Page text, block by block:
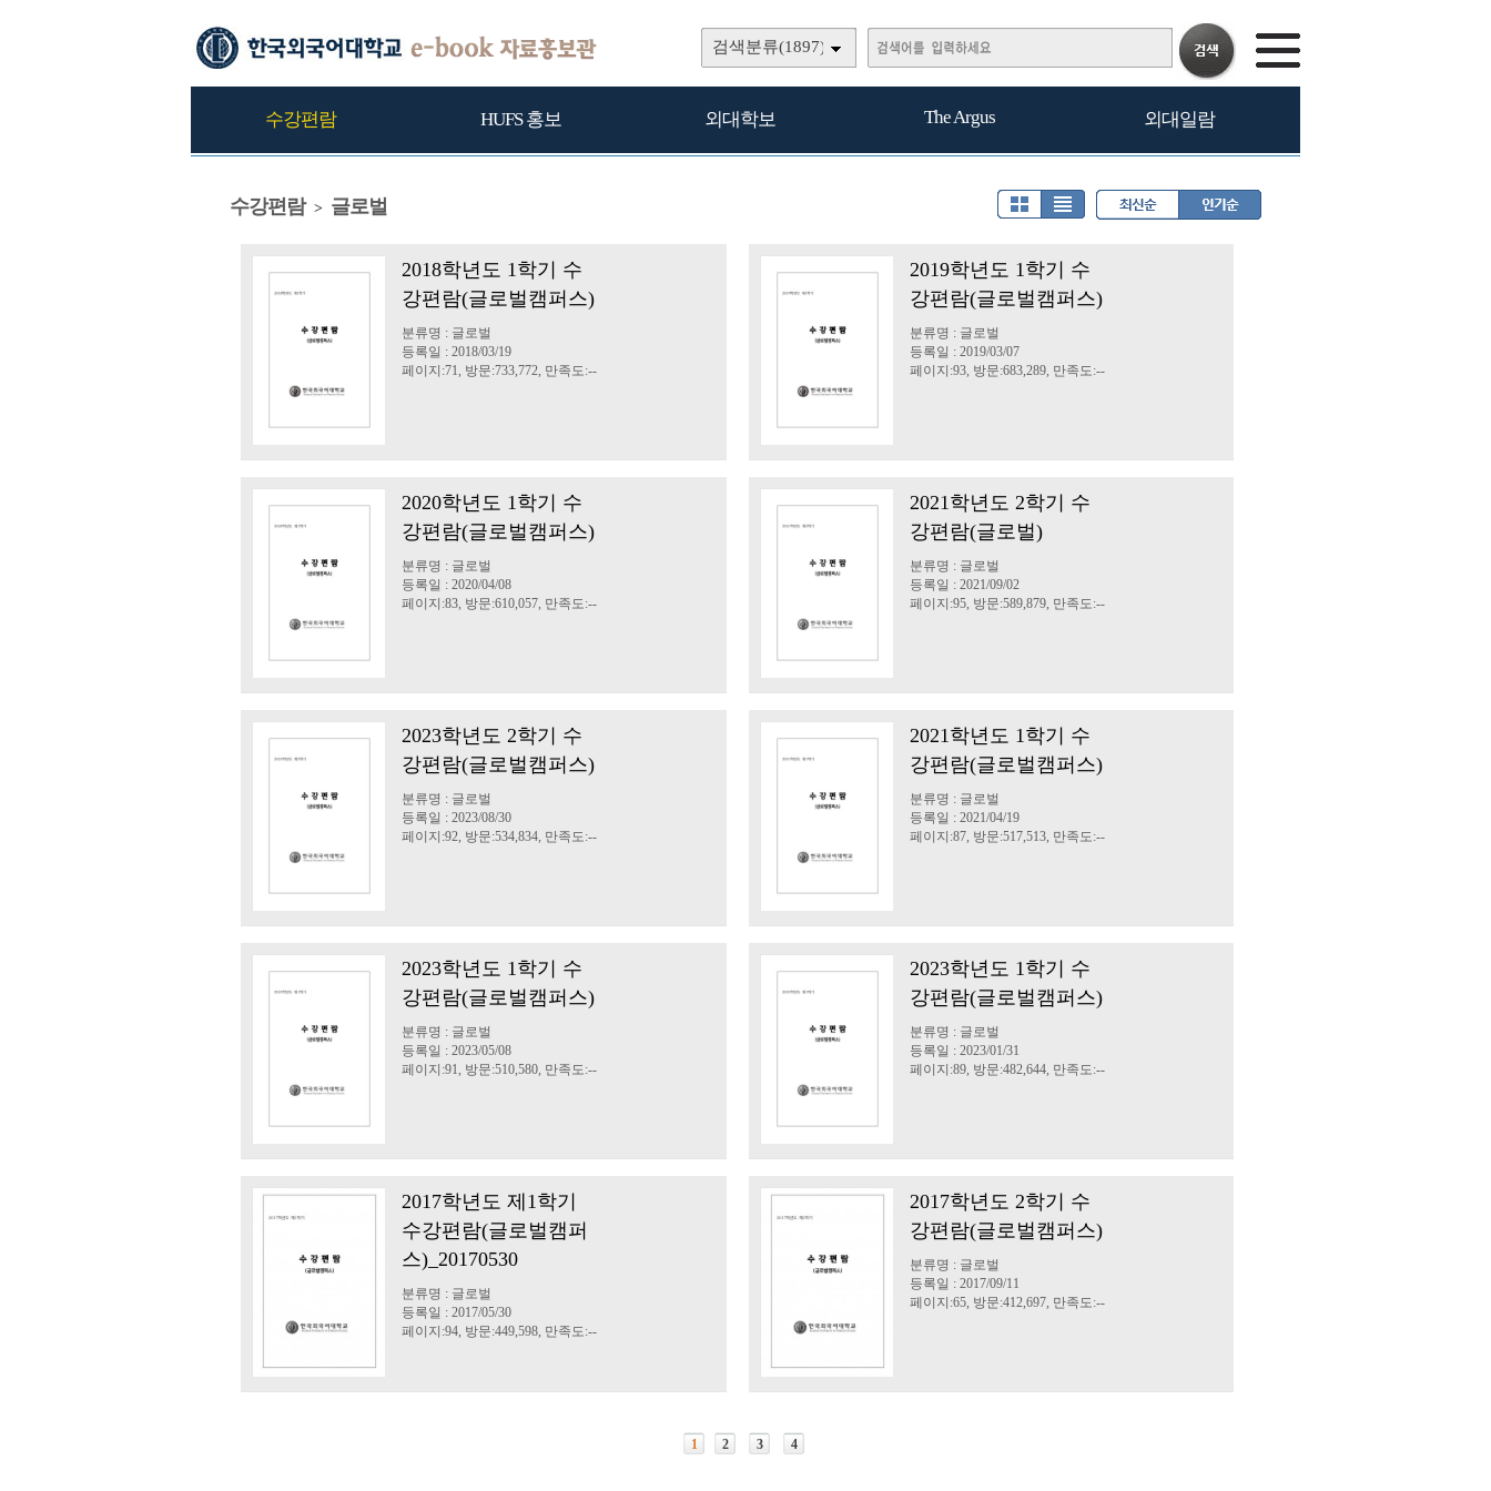
검색분류(1897)
수강편람 HUFS 홍보 외대학보 The Argus 외대일람
수강편람 > 글로벌
2018학년도 1학기 수
강편람(글로벌캠퍼스)
분류명 : 글로벌
등록일 : 2018/03/19
페이지:71, 방문:733,772, 만족도:--
2019학년도 1학기 수
강편람(글로벌캠퍼스)
분류명 : 글로벌
등록일 : 2019/03/07
페이지:93, 방문:683,289, 만족도:--
2020학년도 1학기 수
강편람(글로벌캠퍼스)
분류명 : 글로벌
등록일 : 2020/04/08
페이지:83, 방문:610,057, 만족도:--
2021학년도 2학기 수
강편람(글로벌)
분류명 : 글로벌
등록일 : 2021/09/02
페이지:95, 방문:589,879, 만족도:--
2023학년도 2학기 수
강편람(글로벌캠퍼스)
분류명 : 글로벌
등록일 : 2023/08/30
페이지:92, 방문:534,834, 만족도:--
2021학년도 1학기 수
강편람(글로벌캠퍼스)
분류명 : 글로벌
등록일 : 2021/04/19
페이지:87, 방문:517,513, 만족도:--
2023학년도 1학기 수
강편람(글로벌캠퍼스)
분류명 : 글로벌
등록일 : 2023/05/08
페이지:91, 방문:510,580, 만족도:--
2023학년도 1학기 수
강편람(글로벌캠퍼스)
분류명 : 글로벌
등록일 : 2023/01/31
페이지:89, 방문:482,644, 만족도:--
2017학년도 제1학기
수강편람(글로벌캠퍼
스)_20170530
분류명 : 글로벌
등록일 : 2017/05/30
페이지:94, 방문:449,598, 만족도:--
2017학년도 2학기 수
강편람(글로벌캠퍼스)
분류명 : 글로벌
등록일 : 2017/09/11
페이지:65, 방문:412,697, 만족도:--
1 2 3 4